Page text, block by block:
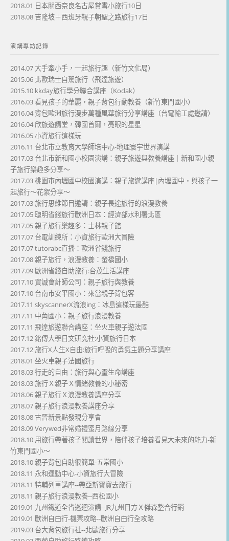
2018.01 日本關西奈良名古屋賞雪小旅行10日
2018.08 吉隆坡＋西班牙親子朝聖之路旅行17日
演講專訪記錄
2014.07 大手牽小手，一起旅行趣（新竹文化局）
2015.06 北歐瑞士自駕旅行（飛達旅遊）
2015.10 kkday旅行學分聯合講座（Kodak）
2016.03 看見孩子的華麗，親子背包行動教養（新竹東門國小）
2016.04 背包歐洲旅行漫步萬種風華旅行分享講座（台電輸工處邀請）
2016.04 欣旅遊講堂，韓國首爾，亮眼的星星
2016.05 小資旅行這樣玩
2016.11 台北市立教育大學師培中心-地理寰宇世界演講
2017.03 台北市新和國小校園演講：親子旅遊與教養講座｜新和國小親
子旅行樂趣多分享～
2017.03 桃園市內壢國中校園演講：親子旅遊講座|內壢國中・與孩子一
起旅行～花絮分享～
2017.03 旅行思維節目邀請：親子長途旅行的浪漫教養
2017.05 聰明省錢旅行歐洲日本：經濟部水利署北區
2017.05 親子旅行樂趣多：士林親子館
2017.07 台電訓練所：小資旅行歐洲大冒險
2017.07 tutorabc直播：歐洲省錢旅行
2017.08 親子旅行，浪漫教養：螢橋國小
2017.09 歐洲省錢自助旅行:台茂生活講座
2017.10 資誠會計師公司：親子旅行與教養
2017.10 台南市安平國小：來當親子背包客
2017.11 skyscannerX流浪ing：冰島這樣玩最酷
2017.11 中角國小：親子旅行浪漫教養
2017.11 飛達旅遊聯合講座：坐火車親子遊法國
2017.12 銘傳大學日文研究社:小資旅行日本
2017.12 旅行X人生X自由:旅行呼吸的勇氣主題分享講座
2018.01 坐火車親子法國旅行
2018.03 行走的自由：旅行與心靈生命講座
2018.03 旅行Ｘ親子Ｘ情緒教養的小秘密
2018.06 親子旅行Ｘ浪漫教養講座分享
2018.07 親子旅行浪漫教養講座分享
2018.08 古晉新景點發現分享會
2018.09 Verywed非常婚禮蜜月路線分享
2018.10 用旅行帶著孩子閱讀世界，陪伴孩子培養看見大未來的能力-新
竹東門國小～
2018.10 親子背包自助很簡單-五常國小
2018.11 永和運動中心-小資旅行大冒險
2018.11 特輔列車講座--帶亞斯寶寶去旅行
2018.11 親子旅行浪漫教養--西松國小
2019.01 九州鐵道全省巡迴演講--JR九州日方Ｘ傑森整合行銷
2019.01 歐洲自由行-機票攻略--歐洲自由行全攻略
2019.03 台大背包旅行社--北歐旅行分享